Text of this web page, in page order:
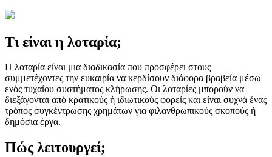
Τι είναι η λοταρία;
Η λοταρία είναι μια διαδικασία που προσφέρει στους
συμμετέχοντες την ευκαιρία να κερδίσουν διάφορα βραβεία μέσω
ενός τυχαίου συστήματος κλήρωσης. Οι λοταρίες μπορούν να
διεξάγονται από κρατικούς ή ιδιωτικούς φορείς και είναι συχνά ένας
τρόπος συγκέντρωσης χρημάτων για φιλανθρωπικούς σκοπούς ή
δημόσια έργα.
Πώς λειτουργεί;